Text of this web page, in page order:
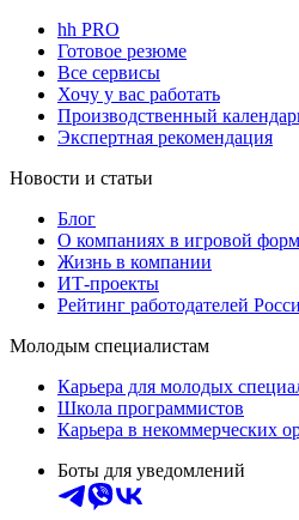
hh PRO
Готовое резюме
Все сервисы
Хочу у вас работать
Производственный
Экспертная рекомендация
Новости и статьи
Блог
О компаниях в игровой
Жизнь в компании
ИТ-проекты
Рейтинг работодателей
Молодым специалистам
Карьера для молодых
Школа программистов
Карьера в некоммерческих
Боты для уведомлений